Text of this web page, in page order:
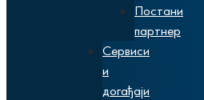
Постани
партнер
Сервиси
и
догађаји